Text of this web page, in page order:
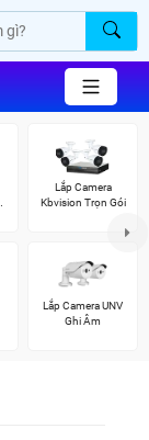
Lắp Camera
Kbvision Trọn Gói
Lắp Camera UNV
Ghi Âm